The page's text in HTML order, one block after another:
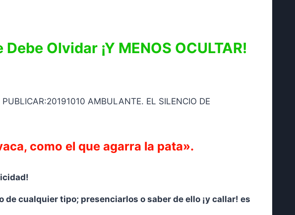
Olvidar ¡Y MENOS OCULTAR!
como el que agarra la pata».
cualquier tipo; presenciarlos o saber de ello ¡y callar! es